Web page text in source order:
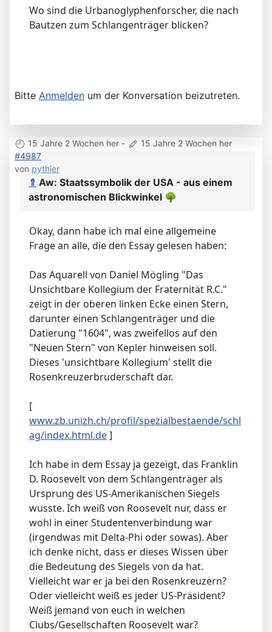
Wo sind die Urbanoglyphenforscher, die nach
Bautzen zum Schlangenträger blicken?
Bitte Anmelden um der Konversation beizutreten.
15 Jahre 2 Wochen her -
15 Jahre 2 Wochen her
#4987
von pythier
⇑ Aw: Staatssymbolik der USA - aus einem
astronomischen Blickwinkel 🌳
Okay, dann habe ich mal eine allgemeine
Frage an alle, die den Essay gelesen haben:
Das Aquarell von Daniel Mögling "Das
Unsichtbare Kollegium der Fraternität R.C."
zeigt in der oberen linken Ecke einen Stern,
darunter einen Schlangenträger und die
Datierung "1604", was zweifellos auf den
"Neuen Stern" von Kepler hinweisen soll.
Dieses 'unsichtbare Kollegium' stellt die
Rosenkreuzerbruderschaft dar.
[
www.zb.unizh.ch/profil/spezialbestaende/schl
ag/index.html.de]
Ich habe in dem Essay ja gezeigt, das Franklin
D. Roosevelt von dem Schlangenträger als
Ursprung des US-Amerikanischen Siegels
wusste. Ich weiß von Roosevelt nur, dass er
wohl in einer Studentenverbindung war
(irgendwas mit Delta-Phi oder sowas). Aber
ich denke nicht, dass er dieses Wissen über
die Bedeutung des Siegels von da hat.
Vielleicht war er ja bei den Rosenkreuzern?
Oder vielleicht weiß es jeder US-Präsident?
Weiß jemand von euch in welchen
Clubs/Gesellschaften Roosevelt war?